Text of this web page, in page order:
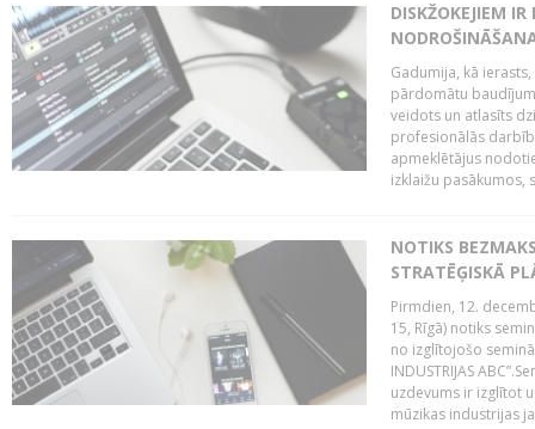
DISKŽOKEJIEM
Gadumija, kā
pārdomātu
veidots un atlasīts
profesionālās
apmeklētājus
izklaižu pasākumos,
NOTIKS
STRATĒĢISKĀ
Pirmdien, 12.
15, Rīgā) notiks
no izglītojošo
INDUSTRIJAS
uzdevums ir izglītot
mūzikas industrijas